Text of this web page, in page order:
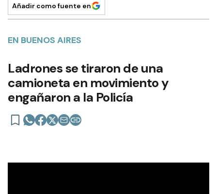
Añadir como fuente en
EN BUENOS AIRES
Ladrones se tiraron de una
camioneta en movimiento y
engañaron a la Policía